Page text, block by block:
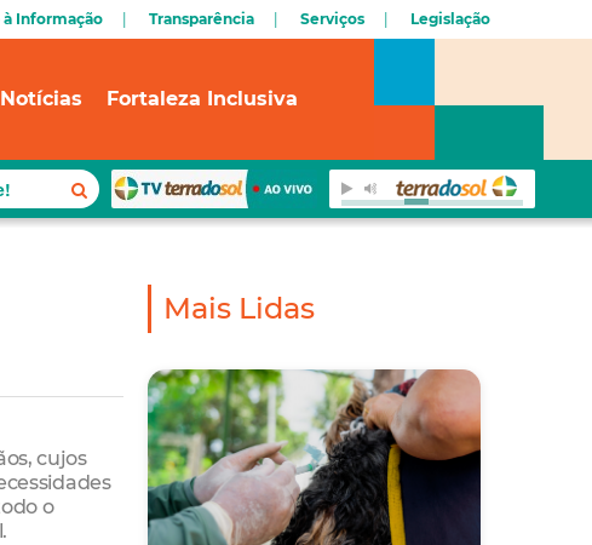
à Informação Transparência Serviços Legislação
Notícias Fortaleza Inclusiva
cujos
o
Mais Lidas